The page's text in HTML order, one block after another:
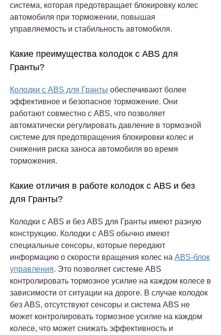
система, которая предотвращает блокировку колес
автомобиля при торможении, повышая
управляемость и стабильность автомобиля.
Какие преимущества колодок с ABS для
Гранты?
Колодки с ABS для Гранты обеспечивают более
эффективное и безопасное торможение. Они
работают совместно с ABS, что позволяет
автоматически регулировать давление в тормозной
системе для предотвращения блокировки колес и
снижения риска заноса автомобиля во время
торможения.
Какие отличия в работе колодок с ABS и без
для Гранты?
Колодки с ABS и без ABS для Гранты имеют разную
конструкцию. Колодки с ABS обычно имеют
специальные сенсоры, которые передают
информацию о скорости вращения колес на ABS-блок
управления. Это позволяет системе ABS
контролировать тормозное усилие на каждом колесе в
зависимости от ситуации на дороге. В случае колодок
без ABS, отсутствуют сенсоры и система ABS не
может контролировать тормозное усилие на каждом
колесе, что может снижать эффективность и